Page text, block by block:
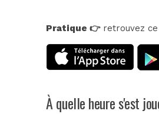
Pratique 👉retrouvez ce
À quelle heure s'est